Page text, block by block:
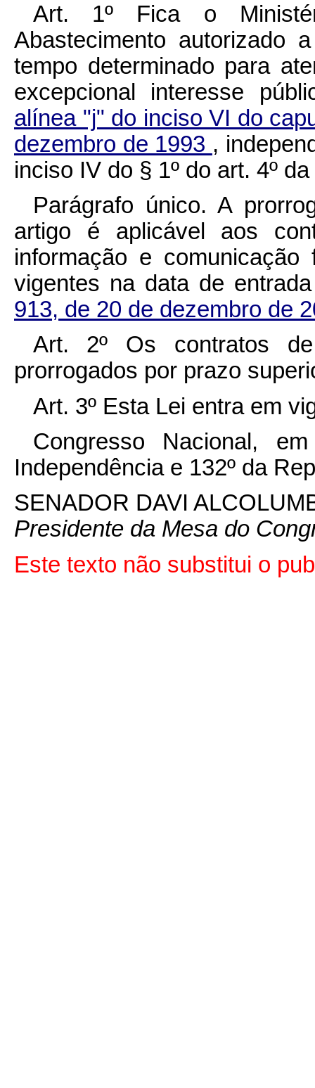
Art. 1º Fica o
Abastecimento autorizado
tempo determinado para
excepcional interesse
alínea "j" do inciso VI do
dezembro de 1993 ,
inciso IV do § 1º do art. 4º
Parágrafo único. A
artigo é aplicável aos
informação e
vigentes na data de
913, de 20 de dezembro de
Art. 2º Os contratos
prorrogados por prazo
Art. 3º Esta Lei entra em
Congresso Nacional,
Independência e 132º da
SENADOR DAVI
Presidente da Mesa do
Este texto não substitui o